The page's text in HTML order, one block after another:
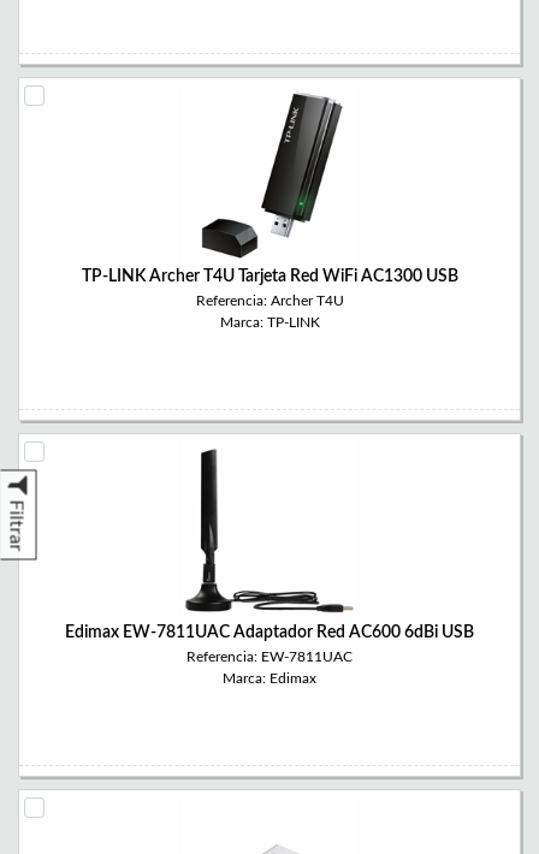
Filtrar
TP-LINK Archer T4U Tarjeta Red WiFi AC1300 USB
Referencia: Archer T4U
Marca: TP-LINK
Edimax EW-7811UAC Adaptador Red AC600 6dBi USB
Referencia: EW-7811UAC
Marca: Edimax